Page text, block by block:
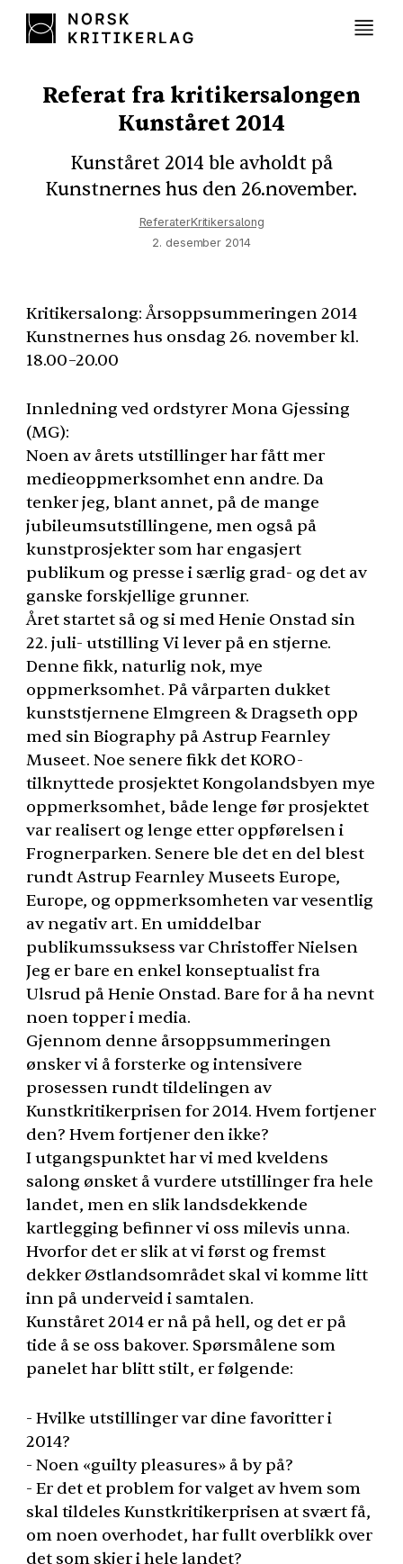
Referat fra kritikersalongen
Kunståret 2014
Kunståret 2014 ble avholdt på
Kunstnernes hus den 26.november.
ReferaterKritikersalong
2. desember 2014
Kritikersalong: Årsoppsummeringen 2014
Kunstnernes hus onsdag 26. november kl.
18.00–20.00
Innledning ved ordstyrer Mona Gjessing
(MG):
Noen av årets utstillinger har fått mer
medieoppmerksomhet enn andre. Da
tenker jeg, blant annet, på de mange
jubileumsutstillingene, men også på
kunstprosjekter som har engasjert
publikum og presse i særlig grad- og det av
ganske forskjellige grunner.
Året startet så og si med Henie Onstad sin
22. juli- utstilling Vi lever på en stjerne.
Denne fikk, naturlig nok, mye
oppmerksomhet. På vårparten dukket
kunststjernene Elmgreen & Dragseth opp
med sin Biography på Astrup Fearnley
Museet. Noe senere fikk detKORO-
tilknyttede prosjektet Kongolandsbyen mye
oppmerksomhet, både lenge før prosjektet
var realisert og lenge etter oppførelsen i
Frognerparken. Senere ble det en del blest
rundt Astrup Fearnley Museets Europe,
Europe, og oppmerksomheten var vesentlig
av negativ art. En umiddelbar
publikumssuksess var Christoffer Nielsen
Jeg er bare en enkel konseptualist fra
Ulsrud på Henie Onstad. Bare for å ha nevnt
noen topper i media.
Gjennom denne årsoppsummeringen
ønsker vi å forsterke og intensivere
prosessen rundt tildelingen av
Kunstkritikerprisen for 2014. Hvem fortjener
den? Hvem fortjener den ikke?
I utgangspunktet har vi med kveldens
salong ønsket å vurdere utstillinger fra hele
landet, men en slik landsdekkende
kartlegging befinner vi oss milevis unna.
Hvorfor det er slik at vi først og fremst
dekker Østlandsområdet skal vi komme litt
inn på underveid i samtalen.
Kunståret 2014 er nå på hell, og det er på
tide å se oss bakover. Spørsmålene som
panelet har blitt stilt, er følgende:
- Hvilke utstillinger var dine favoritter i
2014?
- Noen «guilty pleasures» å by på?
- Er det et problem for valget av hvem som
skal tildeles Kunstkritikerprisen at svært få,
om noen overhodet, har fullt overblikk over
det som skjer i hele landet?